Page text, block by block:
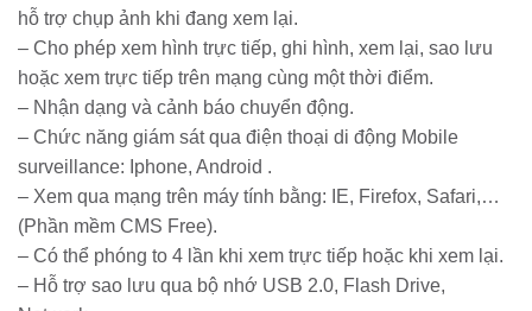
hỗ trợ chụp ảnh khi đang xem lại.
– Cho phép xem hình trực tiếp, ghi hình, xem lại, sao lưu
hoặc xem trực tiếp trên mạng cùng một thời điểm.
– Nhận dạng và cảnh báo chuyển động.
– Chức năng giám sát qua điện thoại di động Mobile
surveillance: Iphone, Android .
– Xem qua mạng trên máy tính bằng: IE, Firefox, Safari,…
(Phần mềm CMS Free).
– Có thể phóng to 4 lần khi xem trực tiếp hoặc khi xem lại.
– Hỗ trợ sao lưu qua bộ nhớ USB 2.0, Flash Drive,